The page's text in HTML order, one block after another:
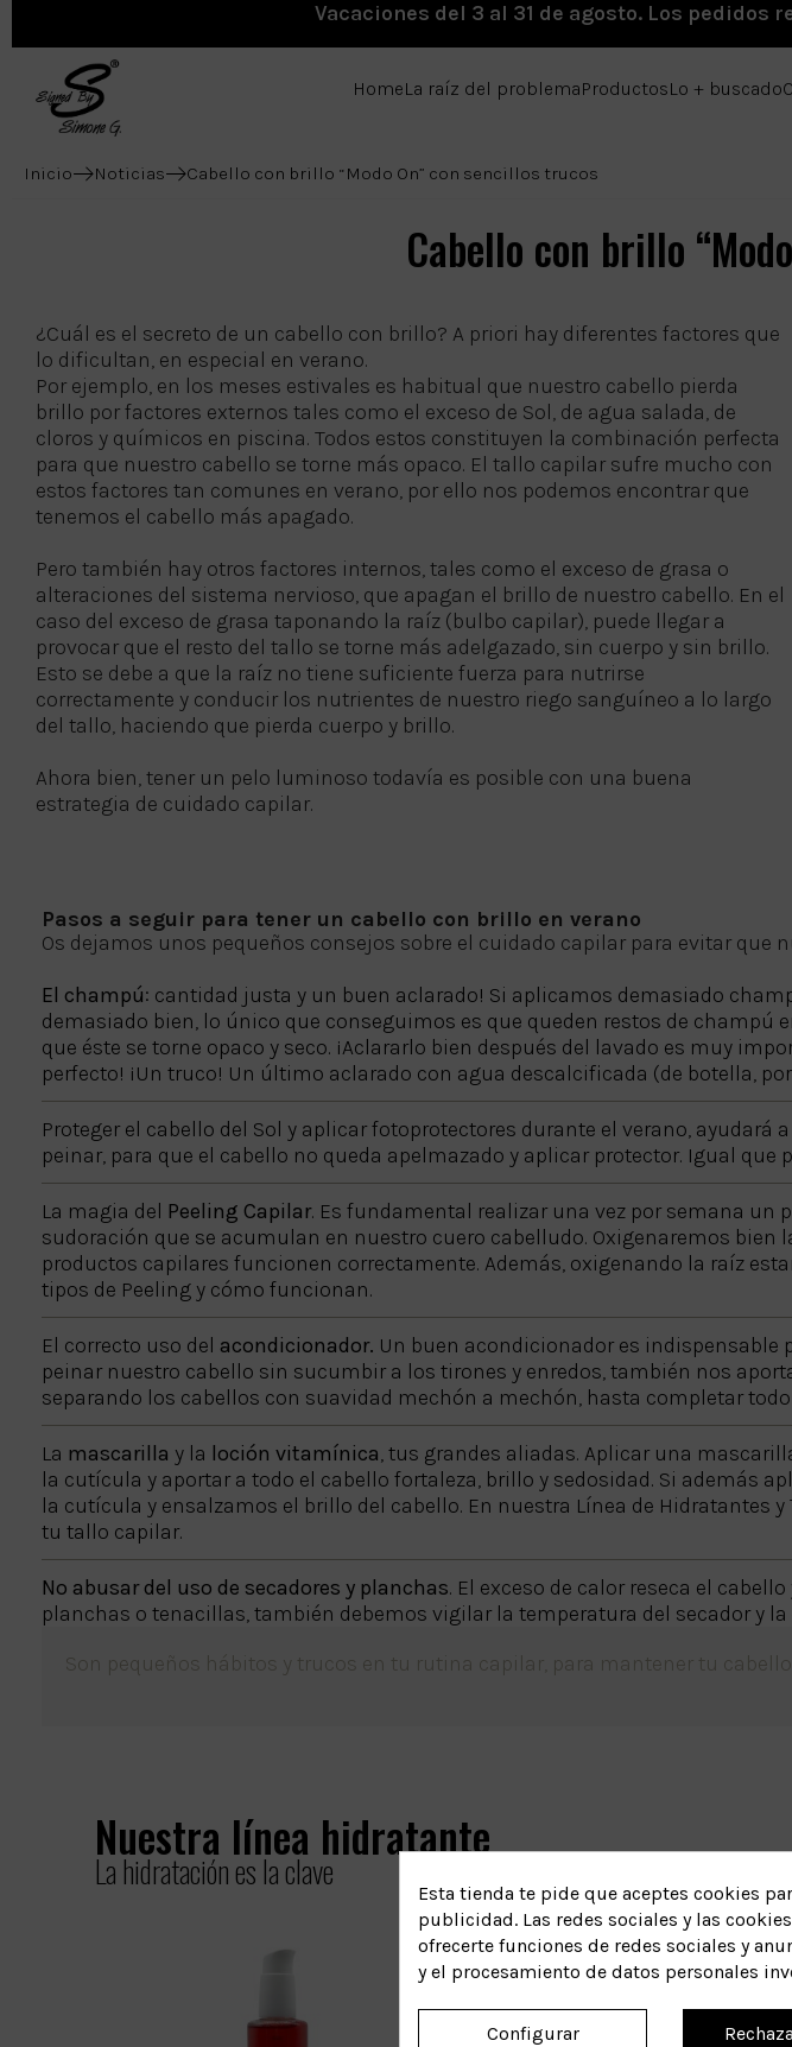
Vacaciones del 3 al 31 de agosto. Los
HomeLa raíz del problemaProductosLo + buscado
Inicio Noticias Cabello con brillo “Modo On” con sencillos trucos
Cabello con brillo
¿Cuál es el secreto de un cabello con brillo? A priori hay diferentes factores que
lo dificultan, en especial en verano.
Por ejemplo, en los meses estivales es habitual que nuestro cabello pierda
brillo por factores externos tales como el exceso de Sol, de agua salada, de
cloros y químicos en piscina. Todos estos constituyen la combinación perfecta
para que nuestro cabello se torne más opaco. El tallo capilar sufre mucho con
estos factores tan comunes en verano, por ello nos podemos encontrar que
tenemos el cabello más apagado.
Pero también hay otros factores internos, tales como el exceso de grasa o
alteraciones del sistema nervioso, que apagan el brillo de nuestro cabello. En el
caso del exceso de grasa taponando la raíz (bulbo capilar), puede llegar a
provocar que el resto del tallo se torne más adelgazado, sin cuerpo y sin brillo.
Esto se debe a que la raíz no tiene suficiente fuerza para nutrirse
correctamente y conducir los nutrientes de nuestro riego sanguíneo a lo largo
del tallo, haciendo que pierda cuerpo y brillo.
Ahora bien, tener un pelo luminoso todavía es posible con una buena
estrategia de cuidado capilar.
Pasos a seguir para tener un cabello con brillo en verano
Os dejamos unos pequeños consejos sobre el cuidado capilar para evitar que
El champú: cantidad justa y un buen aclarado! Si aplicamos demasiado
demasiado bien, lo único que conseguimos es que queden restos de champú
que éste se torne opaco y seco. ¡Aclararlo bien después del lavado es muy
perfecto! ¡Un truco! Un último aclarado con agua descalcificada (de botella,
Proteger el cabello del Sol y aplicar fotoprotectores durante el verano,
peinar, para que el cabello no queda apelmazado y aplicar protector. Igual
La magia del Peeling Capilar. Es fundamental realizar una vez por semana
sudoración que se acumulan en nuestro cuero cabelludo. Oxigenaremos bien
productos capilares funcionen correctamente. Además, oxigenando la raíz
tipos de Peeling y cómo funcionan.
El correcto uso del acondicionador. Un buen acondicionador es
peinar nuestro cabello sin sucumbir a los tirones y enredos, también nos
separando los cabellos con suavidad mechón a mechón, hasta completar
La mascarilla y la loción vitamínica, tus grandes aliadas. Aplicar una
la cutícula y aportar a todo el cabello fortaleza, brillo y sedosidad. Si además
la cutícula y ensalzamos el brillo del cabello. En nuestra Línea de
tu tallo capilar.
No abusar del uso de secadores y planchas. El exceso de calor reseca el
planchas o tenacillas, también debemos vigilar la temperatura del secador y
Son pequeños hábitos y trucos en tu rutina capilar, para mantener tu
Nuestra línea hidratante
La hidratación es la clave
Esta tienda te pide que aceptes cookies
publicidad. Las redes sociales y las
ofrecerte funciones de redes sociales y
y el procesamiento de datos personales
Configurar